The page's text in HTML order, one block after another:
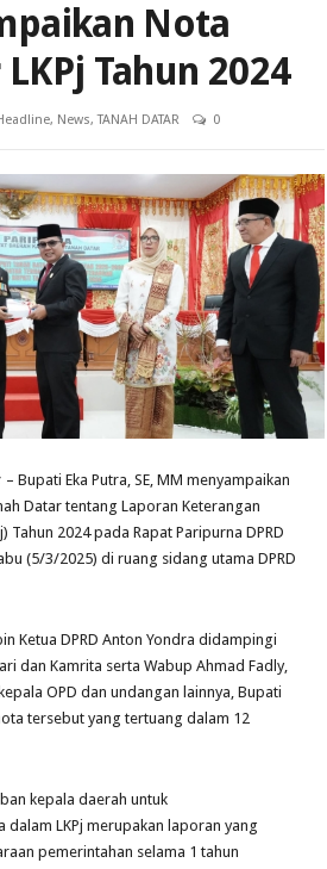
Nota
Tahun 2024
, News,TANAH DATAR 0
– Bupati Eka Putra, SE, MM menyampaikan
Datar tentang Laporan Keterangan
Tahun 2024 pada Rapat Paripurna DPRD
(5/3/2025) di ruang sidang utama DPRD
Ketua DPRD Anton Yondra didampingi
dan Kamrita serta Wabup Ahmad Fadly,
OPD dan undangan lainnya, Bupati
tersebut yang tertuang dalam 12
kepala daerah untuk
dalam LKPj merupakan laporan yang
pemerintahan selama 1 tahun